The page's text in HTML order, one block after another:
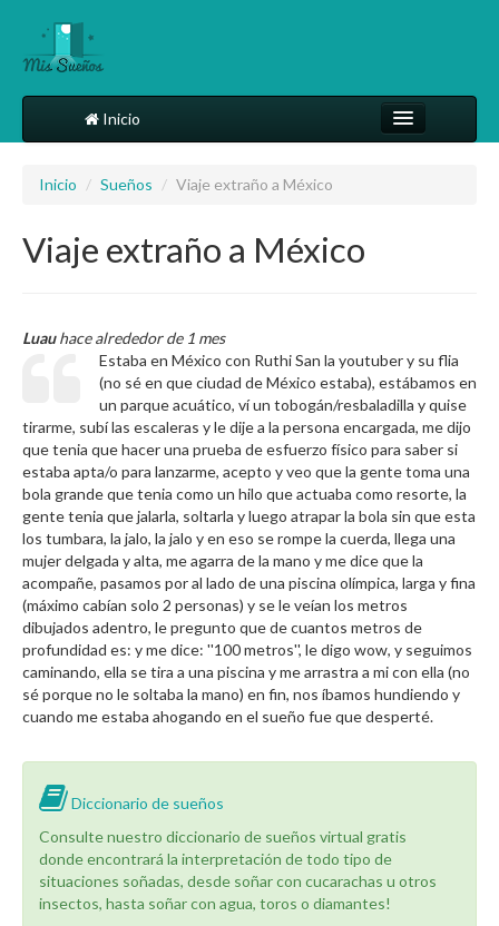
Inicio
Más
Inicio / Sueños / Viaje extraño a México
Viaje extraño a México
Luauhace alrededor de 1 mes
Estaba en México con Ruthi San la youtuber y su flia
(no sé en que ciudad de México estaba), estábamos en
un parque acuático, ví un tobogán/resbaladilla y quise
tirarme, subí las escaleras y le dije a la persona encargada, me dijo
que tenia que hacer una prueba de esfuerzo físico para saber si
estaba apta/o para lanzarme, acepto y veo que la gente toma una
bola grande que tenia como un hilo que actuaba como resorte, la
gente tenia que jalarla, soltarla y luego atrapar la bola sin que esta
los tumbara, la jalo, la jalo y en eso se rompe la cuerda, llega una
mujer delgada y alta, me agarra de la mano y me dice que la
acompañe, pasamos por al lado de una piscina olímpica, larga y fina
(máximo cabían solo 2 personas) y se le veían los metros
dibujados adentro, le pregunto que de cuantos metros de
profundidad es: y me dice: ''100 metros'', le digo wow, y seguimos
caminando, ella se tira a una piscina y me arrastra a mi con ella (no
sé porque no le soltaba la mano) en fin, nos íbamos hundiendo y
cuando me estaba ahogando en el sueño fue que desperté.
Diccionario de sueños
Consulte nuestro diccionario de sueños virtual gratis
donde encontrará la interpretación de todo tipo de
situaciones soñadas, desde soñar con cucarachas u otros
insectos, hasta soñar con agua, toros o diamantes!